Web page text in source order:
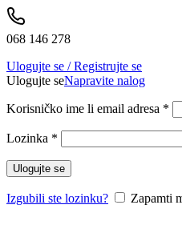
068 146 278
Ulogujte se / Registrujte se
Ulogujte seNapravite nalog
Korisničko ime li email adresa *
Lozinka *
Ulogujte se
Izgubili ste lozinku? Zapamti